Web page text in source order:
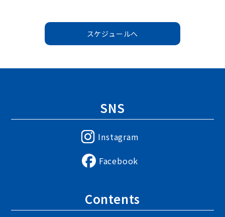
我
啓
スケジュールへ
SNS
Instagram
Facebook
Contents